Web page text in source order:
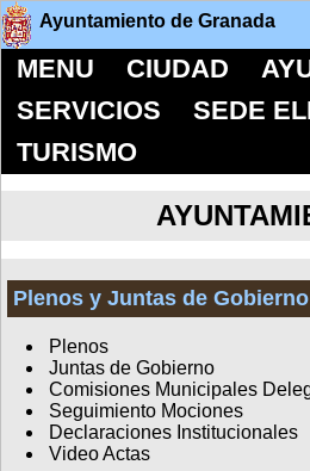
Ayuntamiento de Granada
MENU CIUDAD
SERVICIOS
SEDE
TURISMO
Plenos y Juntas de Gobierno
Plenos
Juntas de Gobierno
Comisiones Municipales
Seguimiento Mociones
Declaraciones Institucionales
Video Actas